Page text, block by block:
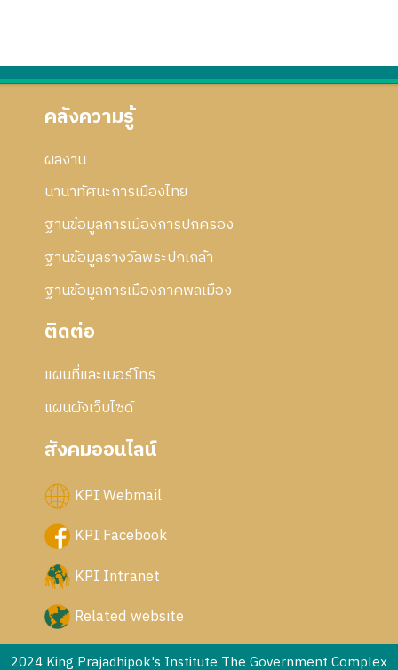
คลังความรู้
ผลงาน
นานาทัศนะการเมืองไทย
ฐานข้อมูลการเมืองการปกครอง
ฐานข้อมูลรางวัลพระปกเกล้า
ฐานข้อมูลการเมืองภาคพลเมือง
ติดต่อ
แผนที่และเบอร์โทร
แผนผังเว็บไซด์
สังคมออนไลน์
KPI Webmail
KPI Facebook
KPI Intranet
Related website
2024 King Prajadhipok's Institute The Government Complex